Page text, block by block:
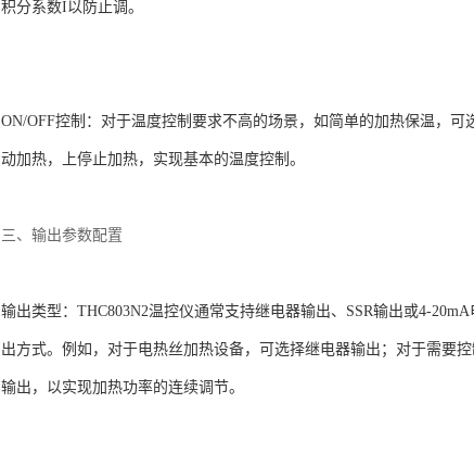
积分系数I以防止调。
ON/OFF控制 ：对于温度控制要求不高的场景，如简单的加热保温，
动加热，上停止加热，实现基本的温度控制。
三、输出参数配置
输出类型 ：THC803N2温控仪通常支持继电器输出、SSR输出或4-
出方式。例如，对于电热丝加热设备，可选择继电器输出；对于需要
输出，以实现加热功率的连续调节。